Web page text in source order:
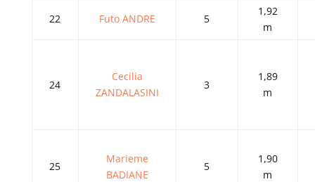
22 Futo ANDRE 5
1,92
m
24
Cecilia
ZANDALASINI
3
1,89
m
25
Marieme
BADIANE
5
1,90
m